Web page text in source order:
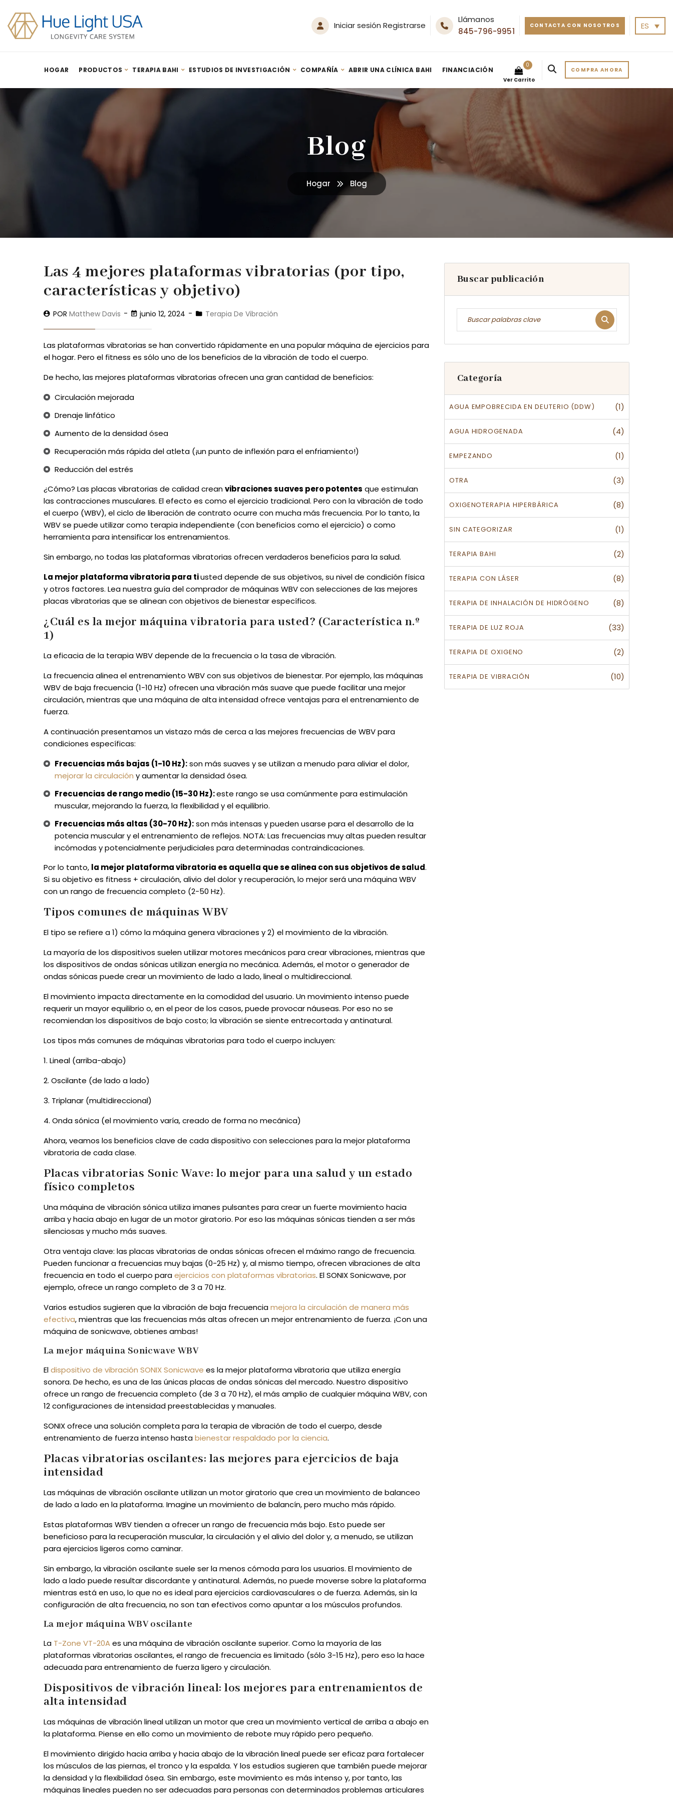
Iniciar sesión Registrarse
Llámanos
845-796-9951
CONTACTA CON NOSOTROS ES
HOGAR PRODUCTOS TERAPIA BAHI ESTUDIOS DE INVESTIGACIÓN COMPAÑÍA ABRIR UNA CLÍNICA BAHI FINANCIACIÓN
Ver Carrito
0
COMPRA AHORA
Blog
Hogar Blog
Las 4 mejores plataformas vibratorias (por tipo,
características y objetivo)
POR Matthew Davis junio 12, 2024 Terapia De Vibración
Las plataformas vibratorias se han convertido rápidamente en una popular máquina de ejercicios para
el hogar. Pero el fitness es sólo uno de los beneficios de la vibración de todo el cuerpo.
De hecho, las mejores plataformas vibratorias ofrecen una gran cantidad de beneficios:
Circulación mejorada
Drenaje linfático
Aumento de la densidad ósea
Recuperación más rápida del atleta (¡un punto de inflexión para el enfriamiento!)
Reducción del estrés
¿Cómo? Las placas vibratorias de calidad creanvibraciones suaves pero potentes que estimulan
las contracciones musculares. El efecto es como el ejercicio tradicional. Pero con la vibración de todo
el cuerpo (WBV), el ciclo de liberación de contrato ocurre con mucha más frecuencia. Por lo tanto, la
WBV se puede utilizar como terapia independiente (con beneficios como el ejercicio) o como
herramienta para intensificar los entrenamientos.
Sin embargo, no todas las plataformas vibratorias ofrecen verdaderos beneficios para la salud.
La mejor plataforma vibratoria para tiusted depende de sus objetivos, su nivel de condición física
y otros factores. Lea nuestra guía del comprador de máquinas WBV con selecciones de las mejores
placas vibratorias que se alinean con objetivos de bienestar específicos.
¿Cuál es la mejor máquina vibratoria para usted? (Característica n.º
1)
La eficacia de la terapia WBV depende de la frecuencia o la tasa de vibración.
La frecuencia alinea el entrenamiento WBV con sus objetivos de bienestar. Por ejemplo, las máquinas
WBV de baja frecuencia (1-10 Hz) ofrecen una vibración más suave que puede facilitar una mejor
circulación, mientras que una máquina de alta intensidad ofrece ventajas para el entrenamiento de
fuerza.
A continuación presentamos un vistazo más de cerca a las mejores frecuencias de WBV para
condiciones específicas:
Frecuencias más bajas (1-10 Hz):son más suaves y se utilizan a menudo para aliviar el dolor,
mejorar la circulación y aumentar la densidad ósea.
Frecuencias de rango medio (15-30 Hz):este rango se usa comúnmente para estimulación
muscular, mejorando la fuerza, la flexibilidad y el equilibrio.
Frecuencias más altas (30-70 Hz):son más intensas y pueden usarse para el desarrollo de la
potencia muscular y el entrenamiento de reflejos. NOTA: Las frecuencias muy altas pueden resultar
incómodas y potencialmente perjudiciales para determinadas contraindicaciones.
Por lo tanto, la mejor plataforma vibratoria es aquella que se alinea con sus objetivos de salud.
Si su objetivo es fitness + circulación, alivio del dolor y recuperación, lo mejor será una máquina WBV
con un rango de frecuencia completo (2-50 Hz).
Tipos comunes de máquinas WBV
El tipo se refiere a 1) cómo la máquina genera vibraciones y 2) el movimiento de la vibración.
La mayoría de los dispositivos suelen utilizar motores mecánicos para crear vibraciones, mientras que
los dispositivos de ondas sónicas utilizan energía no mecánica. Además, el motor o generador de
ondas sónicas puede crear un movimiento de lado a lado, lineal o multidireccional.
El movimiento impacta directamente en la comodidad del usuario. Un movimiento intenso puede
requerir un mayor equilibrio o, en el peor de los casos, puede provocar náuseas. Por eso no se
recomiendan los dispositivos de bajo costo; la vibración se siente entrecortada y antinatural.
Los tipos más comunes de máquinas vibratorias para todo el cuerpo incluyen:
1. Lineal (arriba-abajo)
2. Oscilante (de lado a lado)
3. Triplanar (multidireccional)
4. Onda sónica (el movimiento varía, creado de forma no mecánica)
Ahora, veamos los beneficios clave de cada dispositivo con selecciones para la mejor plataforma
vibratoria de cada clase.
Placas vibratorias Sonic Wave: lo mejor para una salud y un estado
físico completos
Una máquina de vibración sónica utiliza imanes pulsantes para crear un fuerte movimiento hacia
arriba y hacia abajo en lugar de un motor giratorio. Por eso las máquinas sónicas tienden a ser más
silenciosas y mucho más suaves.
Otra ventaja clave: las placas vibratorias de ondas sónicas ofrecen el máximo rango de frecuencia.
Pueden funcionar a frecuencias muy bajas (0-25 Hz) y, al mismo tiempo, ofrecen vibraciones de alta
frecuencia en todo el cuerpo paraejercicios con plataformas vibratorias. El SONIX Sonicwave, por
ejemplo, ofrece un rango completo de 3 a 70 Hz.
Varios estudios sugieren que la vibración de baja frecuenciamejora la circulación de manera más
efectiva, mientras que las frecuencias más altas ofrecen un mejor entrenamiento de fuerza. ¡Con una
máquina de sonicwave, obtienes ambas!
La mejor máquina Sonicwave WBV
Eldispositivo de vibración SONIX Sonicwave es la mejor plataforma vibratoria que utiliza energía
sonora. De hecho, es una de las únicas placas de ondas sónicas del mercado. Nuestro dispositivo
ofrece un rango de frecuencia completo (de 3 a 70 Hz), el más amplio de cualquier máquina WBV, con
12 configuraciones de intensidad preestablecidas y manuales.
SONIX ofrece una solución completa para la terapia de vibración de todo el cuerpo, desde
entrenamiento de fuerza intenso hastabienestar respaldado por la ciencia.
Placas vibratorias oscilantes: las mejores para ejercicios de baja
intensidad
Las máquinas de vibración oscilante utilizan un motor giratorio que crea un movimiento de balanceo
de lado a lado en la plataforma. Imagine un movimiento de balancín, pero mucho más rápido.
Estas plataformas WBV tienden a ofrecer un rango de frecuencia más bajo. Esto puede ser
beneficioso para la recuperación muscular, la circulación y el alivio del dolor y, a menudo, se utilizan
para ejercicios ligeros como caminar.
Sin embargo, la vibración oscilante suele ser la menos cómoda para los usuarios. El movimiento de
lado a lado puede resultar discordante y antinatural. Además, no puede moverse sobre la plataforma
mientras está en uso, lo que no es ideal para ejercicios cardiovasculares o de fuerza. Además, sin la
configuración de alta frecuencia, no son tan efectivos como apuntar a los músculos profundos.
La mejor máquina WBV oscilante
La T-Zone VT-20Aes una máquina de vibración oscilante superior. Como la mayoría de las
plataformas vibratorias oscilantes, el rango de frecuencia es limitado (sólo 3-15 Hz), pero eso la hace
adecuada para entrenamiento de fuerza ligero y circulación.
Dispositivos de vibración lineal: los mejores para entrenamientos de
alta intensidad
Las máquinas de vibración lineal utilizan un motor que crea un movimiento vertical de arriba a abajo en
la plataforma. Piense en ello como un movimiento de rebote muy rápido pero pequeño.
El movimiento dirigido hacia arriba y hacia abajo de la vibración lineal puede ser eficaz para fortalecer
los músculos de las piernas, el tronco y la espalda. Y los estudios sugieren que también puede mejorar
la densidad y la flexibilidad ósea. Sin embargo, este movimiento es más intenso y, por tanto, las
máquinas lineales pueden no ser adecuadas para personas con determinados problemas articulares
Buscar publicación
Categoría
AGUA EMPOBRECIDA EN DEUTERIO (DDW) (1)
AGUA HIDROGENADA (4)
EMPEZANDO (1)
OTRA (3)
OXIGENOTERAPIA HIPERBÁRICA (8)
SIN CATEGORIZAR (1)
TERAPIA BAHI (2)
TERAPIA CON LÁSER (8)
TERAPIA DE INHALACIÓN DE HIDRÓGENO (8)
TERAPIA DE LUZ ROJA (33)
TERAPIA DE OXIGENO (2)
TERAPIA DE VIBRACIÓN (10)